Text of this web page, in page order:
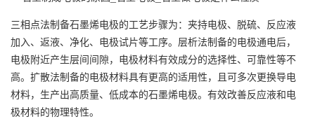
三相点法制备石墨烯电极的工艺步骤为：夹持电极、脱硫、反应液
加入、返液、净化、电极试片等工序。层析法制备的电极通电后，
电极附近产生层间间隙，电极材料有效成分的选择性、可靠性等不
高。扩散法制备的电极材料具有更高的适用性，且可多次更换导电
材料，生产出高质量、低成本的石墨烯电极。有效改善反应液和电
极材料的物理特性。